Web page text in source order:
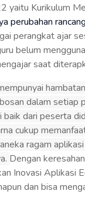
yaitu Kurikulum
perubahan
perangkat ajar
belum
saat
dalam setiap
dari peserta
cukup
ragam
Dengan
Inovasi Aplikasi
dan bisa